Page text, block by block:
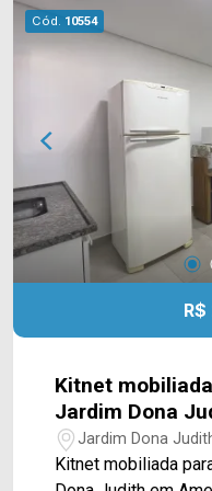
academia,
Condomínio está
com Rua Vitoria
supermercado ,
e vários outros comércios. Entre em
a equipe da Arbix
WhatsApp e Telefone:
IMÓVEIS -
Cód. 10554
Kitnet
Jardim Dona
Jardim Dona
Kitnet mobiliada